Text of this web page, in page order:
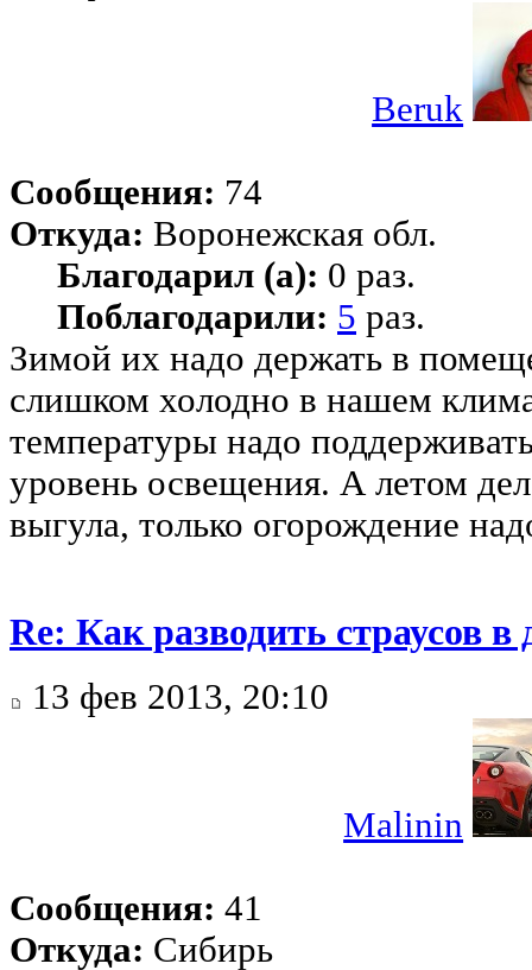
Beruk
Сообщения: 74
Откуда: Воронежская обл.
Благодарил (а): 0 раз.
Поблагодарили: 5 раз.
Зимой их надо держать в
слишком холодно в нашем
температуры надо
уровень освещения. А летом
выгула, только огорождение
Re: Как разводить страусов
13 фев 2013, 20:10
Malinin
Сообщения: 41
Откуда: Сибирь